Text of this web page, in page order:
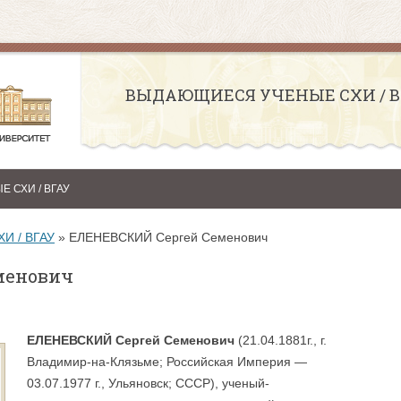
ВЫДАЮЩИЕСЯ УЧЕНЫЕ СХИ /
СХИ / ВГАУ
/ ВГАУ » ЕЛЕНЕВСКИЙ Сергей Семенович
ЕЛЕНЕВСКИЙ Сергей Семенович (21.04.1881г., г.
Владимир-на-Клязьме; Российская Империя —
03.07.1977 г., Ульяновск; СССР), ученый-